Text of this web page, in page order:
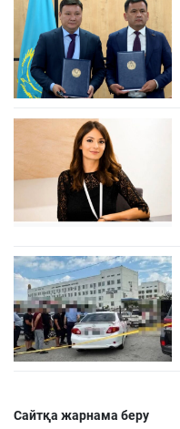
Сайтқа жарнама беру